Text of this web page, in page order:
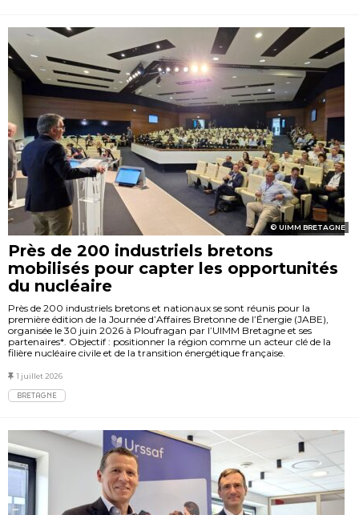
UIMM BRETAGNE
Près de 200 industriels bretons
mobilisés pour capter les opportunités
du nucléaire
Près de 200 industriels bretons et nationaux se sont réunis pour la
première édition de la Journée d’Affaires Bretonne de l’Énergie (JABE),
organisée le 30 juin 2026 à Ploufragan par l’UIMM Bretagne et ses
partenaires*. Objectif : positionner la région comme un acteur clé de la
filière nucléaire civile et de la transition énergétique française.
1 juillet 2026
BRETAGNE